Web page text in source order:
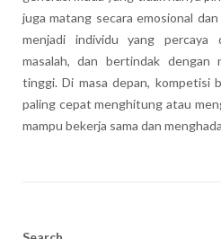
juga matang secara emosional
menjadi individu yang percaya
masalah, dan bertindak dengan
tinggi. Di masa depan, kompetisi
paling cepat menghitung atau
mampu bekerja sama dan